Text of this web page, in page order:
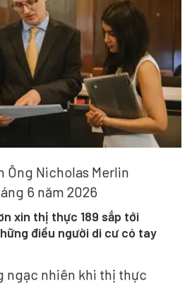
Ông Nicholas Merlin
6 năm 2026
xin thị thực 189 sắp tới
điều người di cư có tay
ngạc nhiên khi thị thực